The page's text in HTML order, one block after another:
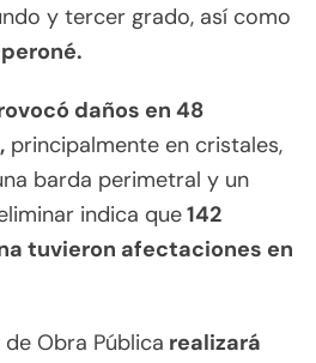
y tercer grado, así como
daños en 48
principalmente en cristales,
barda perimetral y un
indica que142
tuvieron afectaciones en
Obra Pública realizará